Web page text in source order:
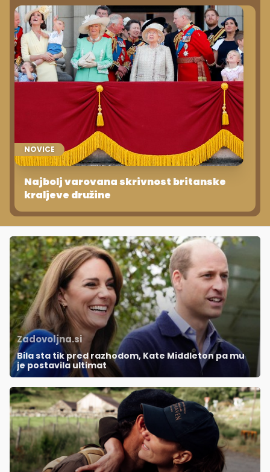
NOVICE
Najbolj varovana skrivnost britanske
kraljeve družine
Zadovoljna.si
Bila sta tik pred razhodom, Kate Middleton pa mu
je postavila ultimat